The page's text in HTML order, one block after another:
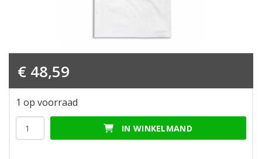
€ 48,59
1 op voorraad
Dc
logo
IN WINKELMAND